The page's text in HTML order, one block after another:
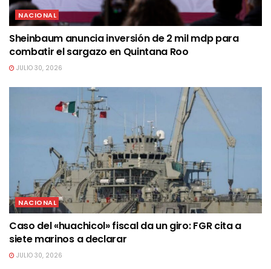
NACIONAL
Sheinbaum anuncia inversión de 2 mil mdp para
combatir el sargazo en Quintana Roo
JULIO 30, 2026
NACIONAL
Caso del «huachicol» fiscal da un giro: FGR cita a
siete marinos a declarar
JULIO 30, 2026